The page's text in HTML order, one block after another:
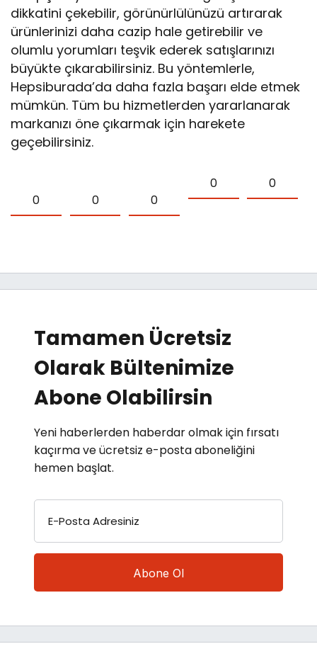
dikkatini çekebilir, görünürlülünüzü artırarak
ürünlerinizi daha cazip hale getirebilir ve
olumlu yorumları teşvik ederek satışlarınızı
büyükte çıkarabilirsiniz. Bu yöntemlerle,
Hepsiburada’da daha fazla başarı elde etmek
mümkün. Tüm bu hizmetlerden yararlanarak
markanızı öne çıkarmak için harekete
geçebilirsiniz.
0 0 0
0 0
Tamamen Ücretsiz
Olarak Bültenimize
Abone Olabilirsin
Yeni haberlerden haberdar olmak için fırsatı
kaçırma ve ücretsiz e-posta aboneliğini
hemen başlat.
E-Posta Adresiniz